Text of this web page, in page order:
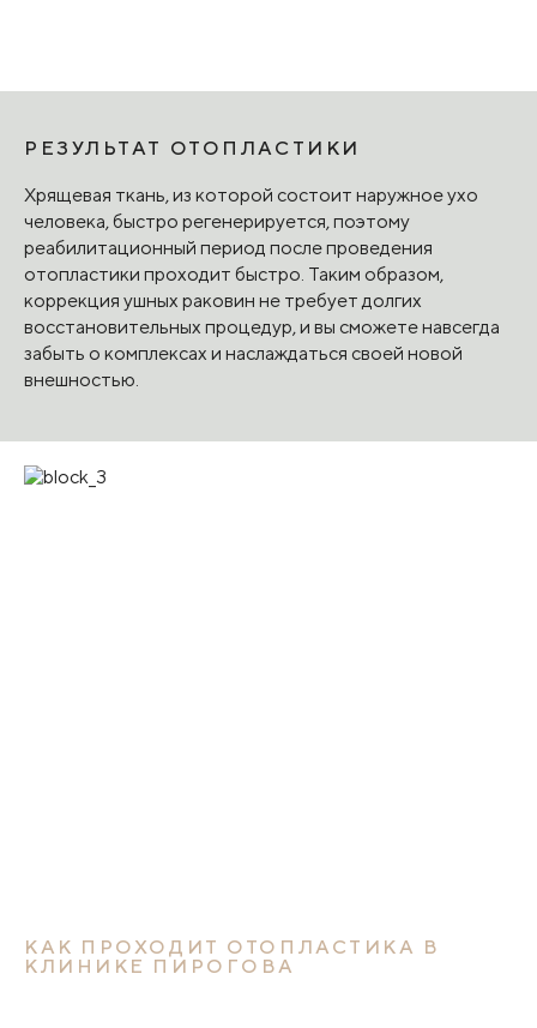
РЕЗУЛЬТАТ ОТОПЛАСТИКИ
Хрящевая ткань, из которой состоит наружное ухо
человека, быстро регенерируется, поэтому
реабилитационный период после проведения
отопластики проходит быстро. Таким образом,
коррекция ушных раковин не требует долгих
восстановительных процедур, и вы сможете навсегда
забыть о комплексах и наслаждаться своей новой
внешностью.
КАК ПРОХОДИТ ОТОПЛАСТИКА В
КЛИНИКЕ ПИРОГОВА